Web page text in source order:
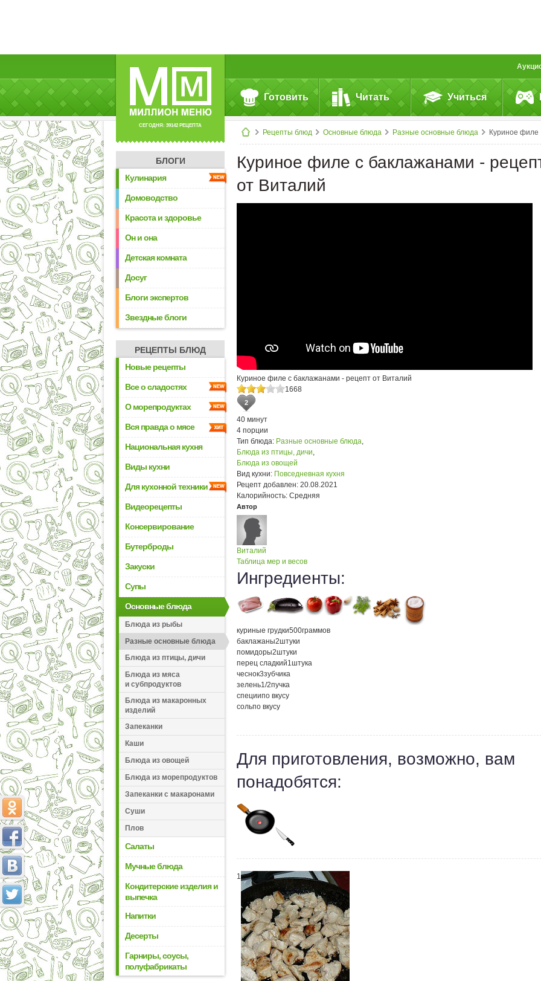
СЕГОДНЯ: 39142 РЕЦЕПТА
Готовить Читать Учиться
Рецепты блюд Основные блюда Разные основные блюда Куриное филе с баклажанами - рецепт от Виталий
БЛОГИ
Кулинария
Домоводство
Красота и здоровье
Он и она
Детская комната
Досуг
Блоги экспертов
Звездные блоги
РЕЦЕПТЫ БЛЮД
Новые рецепты
Все о сладостях
О морепродуктах
Вся правда о мясе
Национальная кухня
Виды кухни
Для кухонной техники
Видеорецепты
Консервирование
Бутерброды
Закуски
Супы
Основные блюда
Блюда из рыбы
Разные основные блюда
Блюда из птицы, дичи
Блюда из мяса
и субпродуктов
Блюда из макаронных
изделий
Запеканки
Каши
Блюда из овощей
Блюда из морепродуктов
Запеканки с макаронами
Суши
Плов
Салаты
Мучные блюда
Кондитерские изделия и
выпечка
Напитки
Десерты
Гарниры, соусы,
полуфабрикаты
Куриное филе с баклажанами -
от Виталий
Куриное филе с баклажанами - рецепт от Виталий
1668
2
40 минут
4 порции
Тип блюда: Разные основные блюда,
Блюда из птицы, дичи,
Блюда из овощей
Вид кухни: Повседневная кухня
Рецепт добавлен: 20.08.2021
Калорийность: Средняя
Автор
Виталий
Таблица мер и весов
Ингредиенты:
куриные грудки500граммов
баклажаны2штуки
помидоры2штуки
перец сладкий1штука
чеснок3зубчика
зелень1/2пучка
специипо вкусу
сольпо вкусу
Для приготовления, возможно, вам
понадобятся:
1